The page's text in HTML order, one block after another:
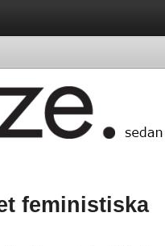
feministiska